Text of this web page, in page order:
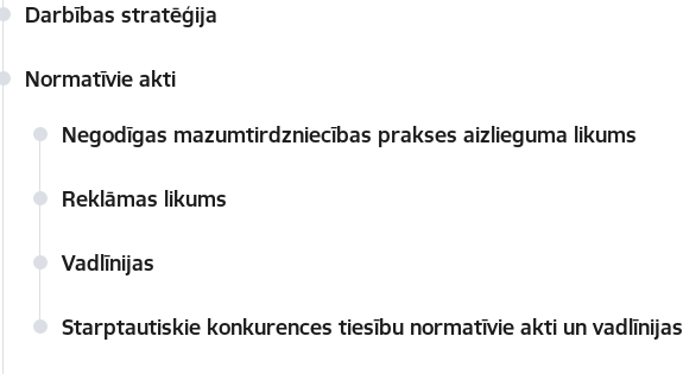
Darbības stratēģija
Normatīvie akti
Negodīgas mazumtirdzniecības prakses aizlieguma likums
Reklāmas likums
Vadlīnijas
Starptautiskie konkurences tiesību normatīvie akti un vadlīnijas